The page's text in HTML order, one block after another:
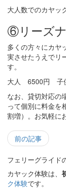
大人数でのカヤッ
⑥リーズ
多くの方々にカヤ
実させたうえでリ
す。
大人 6500円 子
なお、貸切対応の
って個別に料金を
割増）。お気軽に
前の記事
フェリーグライド
カヤック体験は、
ク体験です。